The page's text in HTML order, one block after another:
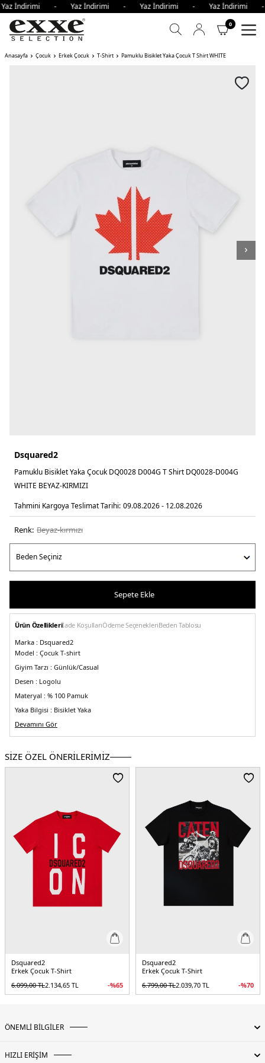
İndirimi - Yaz İndirimi - Yaz İndirimi - Yaz
0
Anasayfa Çocuk Erkek Çocuk T-Shirt Pamuklu Bisiklet Yaka Çocuk T Shirt WHITE
Dsquared2
Pamuklu Bisiklet Yaka Çocuk DQ0028 D004G T Shirt DQ0028-D004G
WHITE BEYAZ-KIRMIZI
Tahmini Kargoya Teslimat Tarihi: 09.08.2026 - 12.08.2026
Renk: beyaz-kirmizi
Sepete Ekle
Ürün Özellikleriİade KoşullarıÖdeme SeçenekleriBeden Tablosu
Marka : Dsquared2
Model : Çocuk T-shirt
Giyim Tarzı : Günlük/Casual
Desen : Logolu
Materyal : % 100 Pamuk
Yaka Bilgisi : Bisiklet Yaka
Kol Bilgisi :Kısa Kol
Kalıp Bilgisi :Standart Fit
Üretim Yeri :Bulgaristan
Devamını Gör
SİZE ÖZEL ÖNERİLERİMİZ
Dsquared2
Erkek Çocuk T-Shirt
6.099,00TL2.134,65 TL -%65
Dsquared2
Erkek Çocuk T-Shirt
6.799,00TL2.039,70 TL -%70
ÖNEMLİ BİLGİLER
HIZLI ERİŞİM